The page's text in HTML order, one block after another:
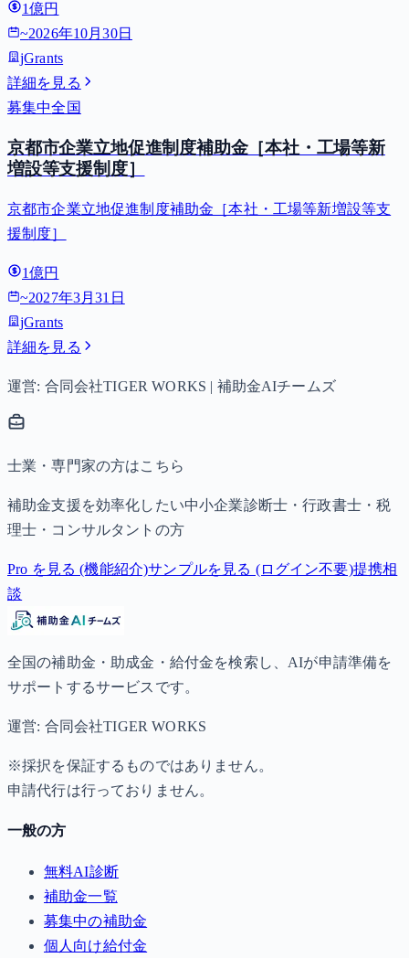
1億円
~2026年10月30日
jGrants
詳細を見る
募集中全国
京都市企業立地促進制度補助金［本社・工場等新
増設等支援制度］
京都市企業立地促進制度補助金［本社・工場等新増設等支
援制度］
1億円
~2027年3月31日
jGrants
詳細を見る
運営: 合同会社TIGER WORKS | 補助金AIチームズ
士業・専門家の方はこちら
補助金支援を効率化したい中小企業診断士・行政書士・税
理士・コンサルタントの方
Pro を見る (機能紹介)サンプルを見る (ログイン不要)提携相
談
全国の補助金・助成金・給付金を検索し、AIが申請準備を
サポートするサービスです。
運営: 合同会社TIGER WORKS
※採択を保証するものではありません。
申請代行は行っておりません。
一般の方
無料AI診断
補助金一覧
募集中の補助金
個人向け給付金